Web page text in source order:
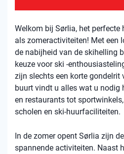
Welkom bij Sørlia, het perfecte
als zomeractiviteiten! Met een
de nabijheid van de skihelling
keuze voor ski -
zijn slechts een korte gondelrit
buurt vindt u alles wat u nodig
en restaurants tot
scholen en ski-huurfaciliteiten.
In de zomer opent Sørlia zijn
spannende activiteiten. Naast